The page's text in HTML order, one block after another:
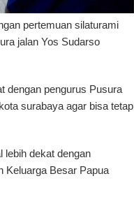
pertemuan silaturami
jalan Yos Sudarso
dengan pengurus Pusura
surabaya agar bisa tetap
lebih dekat dengan
Keluarga Besar Papua